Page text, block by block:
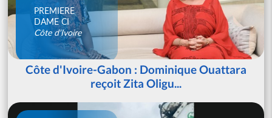
PREMIERE
DAME CI
Côte d'Ivoire
Côte d'Ivoire-Gabon : Dominique Ouattara
reçoit Zita Oligu...